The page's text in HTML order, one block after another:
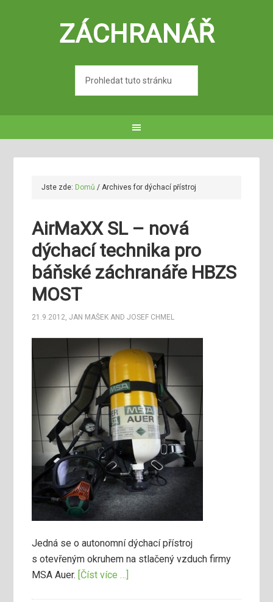
ZÁCHRANÁŘ
Jste zde: Domů / Archives for dýchací přístroj
AirMaXX SL – nová
dýchací technika pro
báňské záchranáře HBZS
MOST
21.9.2012,JAN MAŠEK ANDJOSEF CHMEL
Jedná se o autonomní dýchací přístroj
s otevřeným okruhem na stlačený vzduch firmy
MSA Auer. [Číst více …]